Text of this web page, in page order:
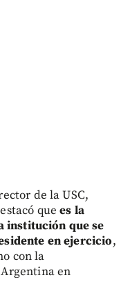
de la USC,
que es la
institución que se
en ejercicio,
con la
en